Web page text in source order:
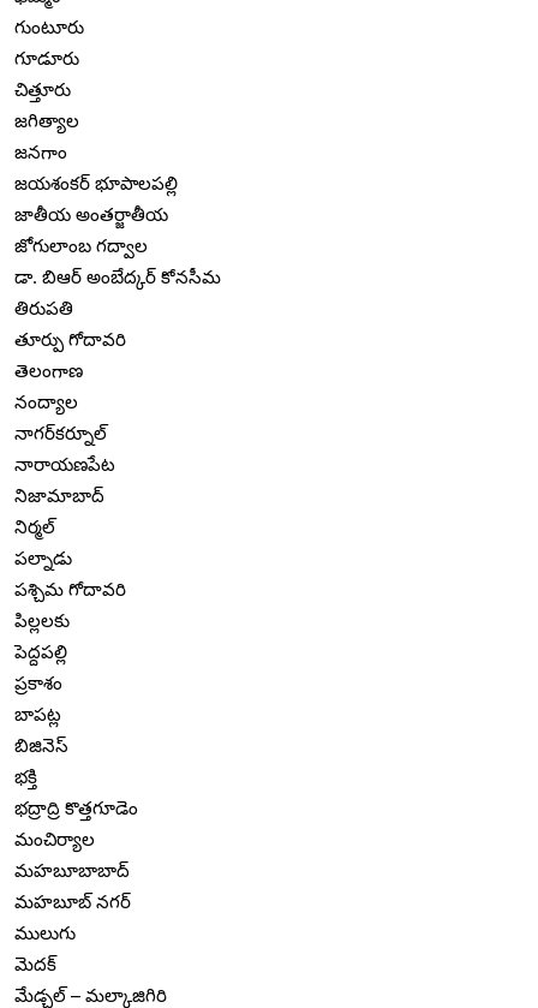
గుంటూరు
గూడూరు
చిత్తూరు
జగిత్యాల
జనగాం
జయశంకర్ భూపాలపల్లి
జాతీయ అంతర్జాతీయ
జోగులాంబ గద్వాల
డా. బిఆర్ అంబేద్కర్ కోనసీమ
తిరుపతి
తూర్పు గోదావరి
తెలంగాణ
నంద్యాల
నాగర్‌కర్నూల్
నారాయణపేట
నిజామాబాద్
నిర్మల్
పల్నాడు
పశ్చిమ గోదావరి
పిల్లలకు
పెద్దపల్లి
ప్రకాశం
బాపట్ల
బిజినెస్
భక్తి
భద్రాద్రి కొత్తగూడెం
మంచిర్యాల
మహబూబాబాద్
మహబూబ్ నగర్
ములుగు
మెదక్
మేడ్చల్ – మల్కాజిగిరి